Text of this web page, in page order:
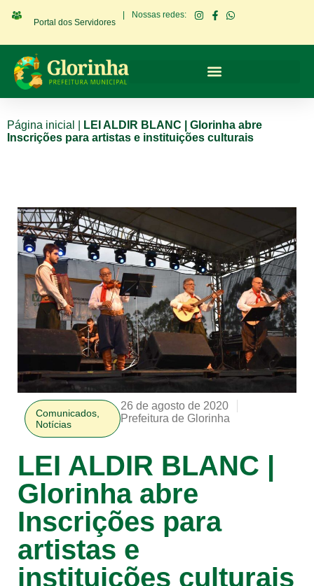
Portal dos Servidores
Nossas redes:
Página inicial
LEI ALDIR BLANC | Glorinha abre
Inscrições para artistas e instituições culturais
Comunicados,
Notícias
26 de agosto de 2020
Prefeitura de Glorinha
LEI ALDIR BLANC |
Glorinha abre
Inscrições para
artistas e
instituições culturais